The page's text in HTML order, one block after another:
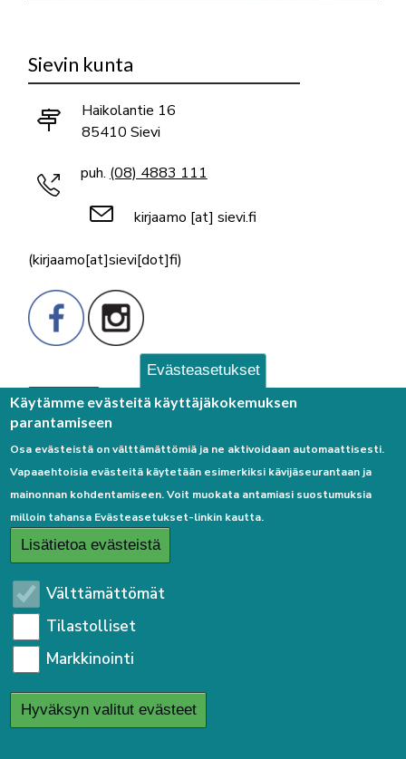
Sievin kunta
Haikolantie 16
85410 Sievi
puh. (08) 4883 111
kirjaamo [at] sievi.fi
(kirjaamo[at]sievi[dot]fi)
Palaute
Linkkejä
Etusivulle
Kirjaudu sisään
Saavutettavuusseloste
Sivukartta
Tietosuojaseloste
Evästeasetukset
Käytämme evästeitä käyttäjäkokemuksen
parantamiseen
Osa evästeistä on välttämättömiä ja ne aktivoidaan automaattisesti.
Vapaaehtoisia evästeitä käytetään esimerkiksi kävijäseurantaan ja
mainonnan kohdentamiseen. Voit muokata antamiasi suostumuksia
milloin tahansa Evästeasetukset-linkin kautta.
Lisätietoa evästeistä
Välttämättömät
Tilastolliset
Markkinointi
Hyväksyn valitut evästeet